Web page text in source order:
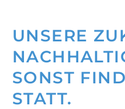
UNSERE
SONST
STATT.